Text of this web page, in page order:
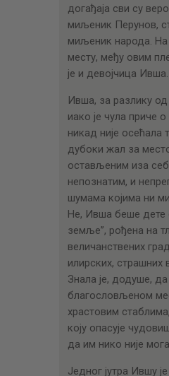
догађаја сви су
миљеник Перунов,
миљеник народа.
месту, међу овим
је и девојчица Ивша.
Ивша, за разлику
иако је чула приче
никад није осећала
дубоки жал за
остављеним иза
непознатим, и
шумама којима ни
Не, Ивша беше дете
земље”, рођена на
величанствених
илирских, страшних
Знала је, додуше,
благословљеном
храстовим
коју опасује
да им нико није
Једног јутра Ившу